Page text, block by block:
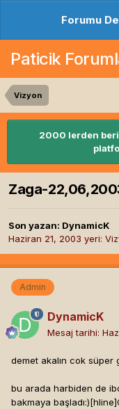
Forumu
Paticik
Vizyon
2000 lerden beri
Zaga-
Son yazan: DynamicK
Haziran 21, 2003 yeri:
Admin
DynamicK
Mesaj tarihi:
demet akalın cok süper
bu arada harbiden de
bakmaya başladı:)[hline]